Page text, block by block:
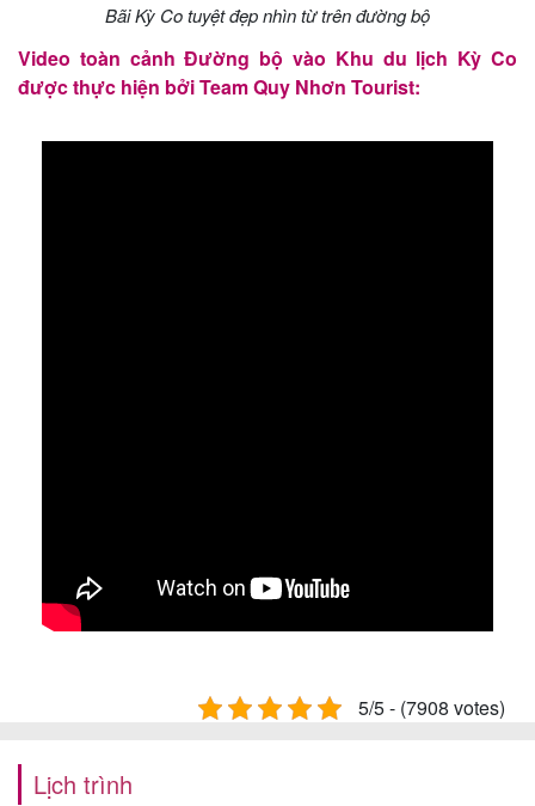
Bãi Kỳ Co tuyệt đẹp nhìn từ trên đường bộ
Video toàn cảnh Đường bộ vào Khu du lịch Kỳ Co
được thực hiện bởi Team Quy Nhơn Tourist:
5/5 - (7908 votes)
Lịch trình